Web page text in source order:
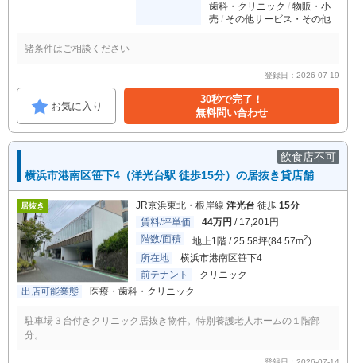
歯科・クリニック
物販・小
売
その他サービス・その他
諸条件はご相談ください
登録日：2026-07-19
お気に入り
30秒で完了！
無料問い合わせ
飲食店不可
横浜市港南区笹下4（洋光台駅 徒歩15分）の居抜き貸店舗
居抜き JR京浜東北・根岸線 洋光台 徒歩 15分
賃料/坪単価
44万円 / 17,201円
階数/面積
地上1階 / 25.58坪(84.57m2)
所在地
横浜市港南区笹下4
前テナント
クリニック
出店可能業態
医療・歯科・クリニック
駐車場３台付きクリニック居抜き物件。特別養護老人ホームの１階部
分。